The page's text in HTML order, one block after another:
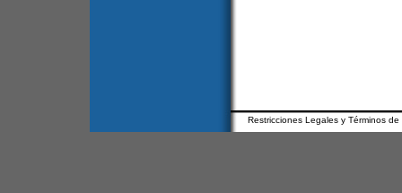
Restricciones Legales y Términos de